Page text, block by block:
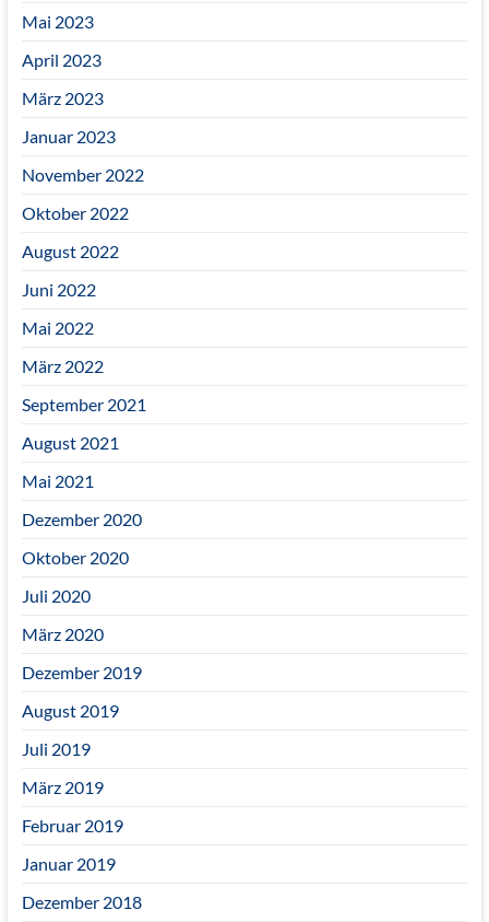
Mai 2023
April 2023
März 2023
Januar 2023
November 2022
Oktober 2022
August 2022
Juni 2022
Mai 2022
März 2022
September 2021
August 2021
Mai 2021
Dezember 2020
Oktober 2020
Juli 2020
März 2020
Dezember 2019
August 2019
Juli 2019
März 2019
Februar 2019
Januar 2019
Dezember 2018